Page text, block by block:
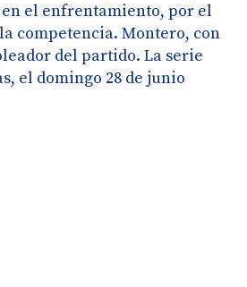
el enfrentamiento, por el
competencia. Montero, con
del partido. La serie
el domingo 28 de junio